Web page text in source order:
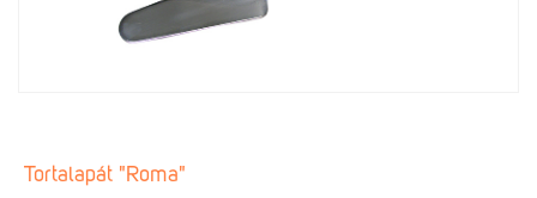
Tortalapát "Roma"